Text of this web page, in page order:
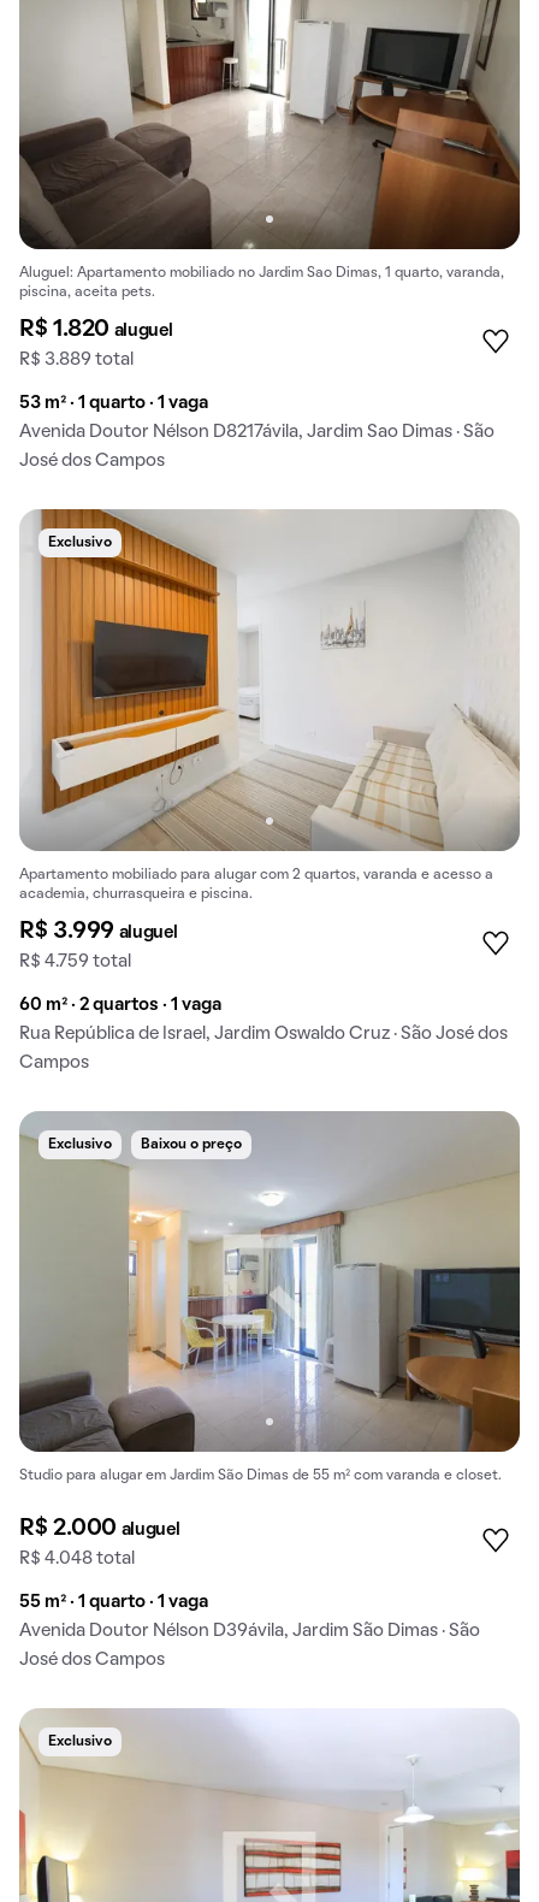
Aluguel: Apartamento mobiliado no Jardim Sao Dimas, 1 quarto, varanda,
piscina, aceita pets.
R$ 1.820 aluguel
R$ 3.889 total
53 m² · 1 quarto · 1 vaga
Avenida Doutor Nélson D8217ávila, Jardim Sao Dimas · São
José dos Campos
Exclusivo
Apartamento mobiliado para alugar com 2 quartos, varanda e acesso a
academia, churrasqueira e piscina.
R$ 3.999 aluguel
R$ 4.759 total
60 m² · 2 quartos · 1 vaga
Rua República de Israel, Jardim Oswaldo Cruz · São José dos
Campos
Exclusivo Baixou o preço
Studio para alugar em Jardim São Dimas de 55 m² com varanda e closet.
R$ 2.000 aluguel
R$ 4.048 total
55 m² · 1 quarto · 1 vaga
Avenida Doutor Nélson D39ávila, Jardim São Dimas · São
José dos Campos
Exclusivo